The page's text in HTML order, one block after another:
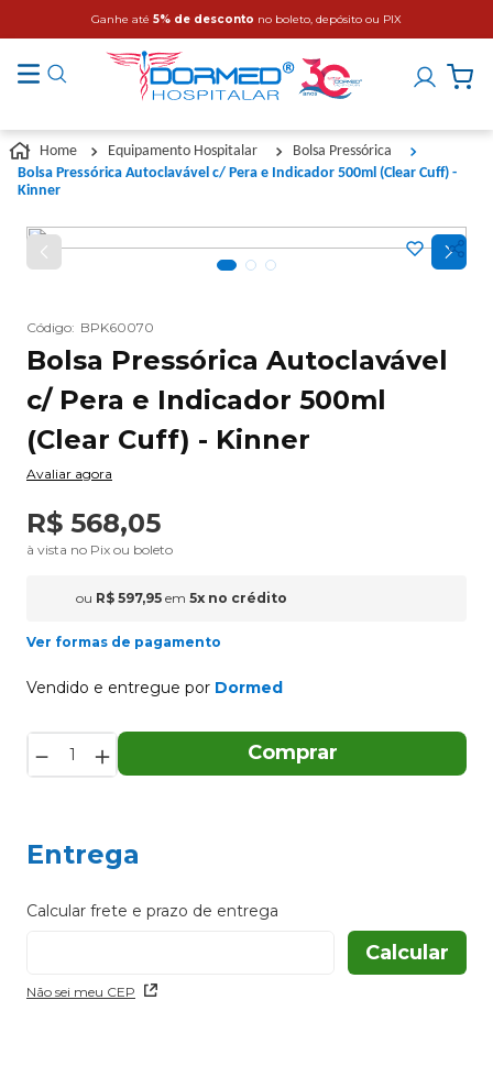
Ganhe até 5% de desconto no boleto, depósito ou PIX
Equipamento Hospitalar
Bolsa Pressórica
Bolsa Pressórica Autoclavável c/ Pera e Indicador 500ml (Clear Cuff) -
Kinner
Código: BPK60070
Bolsa Pressórica Autoclavável
c/ Pera e Indicador 500ml
(Clear Cuff) - Kinner
Avaliar agora
R$ 568,05
à vista no Pix ou boleto
ou R$ 597,95 em 5x no crédito
Ver formas de pagamento
Vendido e entregue por Dormed
＋
－ Comprar
Entrega
Não sei meu CEP